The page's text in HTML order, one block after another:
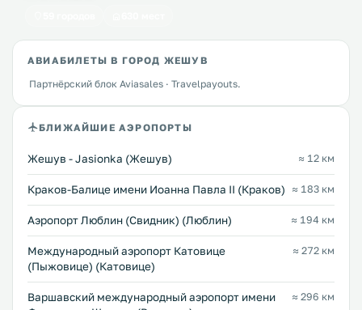
АВИАБИЛЕТЫ В ГОРОД ЖЕШУВ
Партнёрский блок Aviasales · Travelpayouts.
БЛИЖАЙШИЕ АЭРОПОРТЫ
Жешув - Jasionka (Жешув) ≈ 12 км
Краков-Балице имени Иоанна Павла II (Краков) ≈ 183 км
Аэропорт Люблин (Свидник) (Люблин) ≈ 194 км
Международный аэропорт Катовице
(Пыжовице) (Катовице)
≈ 272 км
Варшавский международный аэропорт имени
≈ 296 км